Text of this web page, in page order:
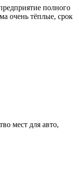
полного
очень тёплые, срок
мест для авто,